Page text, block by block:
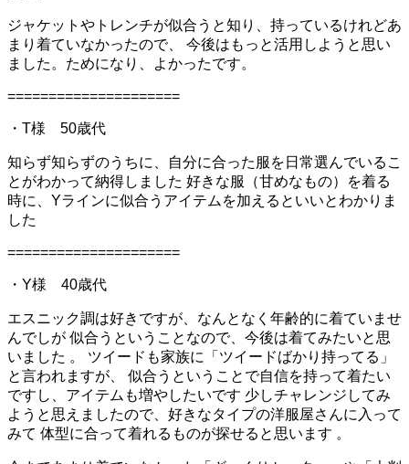
ジャケットやトレンチが似合うと知り、持っているけれどあ
まり着ていなかったので、 今後はもっと活用しようと思い
ました。ためになり、よかったです。
=====================
・T様 50歳代
知らず知らずのうちに、自分に合った服を日常選んでいるこ
とがわかって納得しました 好きな服（甘めなもの）を着る
時に、Yラインに似合うアイテムを加えるといいとわかりま
した
=====================
・Y様 40歳代
エスニック調は好きですが、なんとなく年齢的に着ていませ
んでしが 似合うということなので、今後は着てみたいと思
いました 。 ツイードも家族に「ツイードばかり持ってる」
と言われますが、 似合うということで自信を持って着たい
ですし、アイテムも増やしたいです 少しチャレンジしてみ
ようと思えましたので、好きなタイプの洋服屋さんに入って
みて 体型に合って着れるものが探せると思います 。